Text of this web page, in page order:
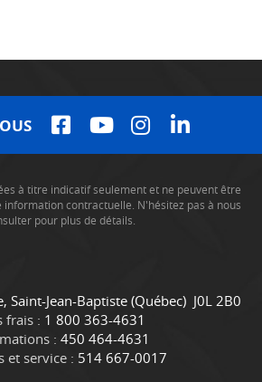
à titre indicatif seulement et ne peuvent être
contractuelle. N'hésitez pas à nous
pour plus de détails.
C
o
n
t
C
a
m
i
, Saint-Jean-Baptiste (Québec) J0L 2B0
frais : 1 800 363-4631
: 450 464-4631
et service : 514 667-0017